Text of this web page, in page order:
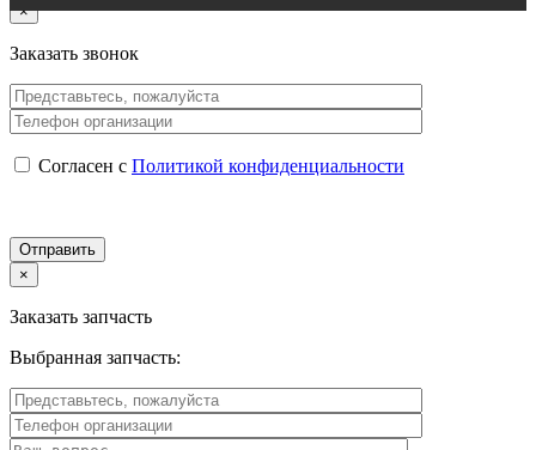
×
Заказать звонок
Согласен с Политикой конфиденциальности
×
Заказать запчасть
Выбранная запчасть: